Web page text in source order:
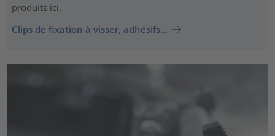
produits ici.
Clips de fixation à visser, adhésifs…